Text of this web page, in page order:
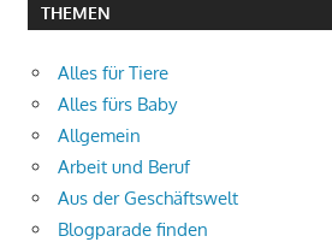
THEMEN
Alles für Tiere
Alles fürs Baby
Allgemein
Arbeit und Beruf
Aus der Geschäftswelt
Blogparade finden